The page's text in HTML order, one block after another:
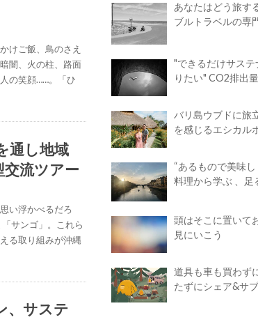
けご飯、鳥のさえ
闇、火の柱、路面
の笑顔……。「ひ
通し地域
交流ツアー
い浮かべるだろ
サンゴ」。これら
る取り組みが沖縄
、サステ
あなたはどう旅する？ ｜ 英国サ
ブルトラベルの専
"できるだけサス
りたい" CO2排出
バリ島ウブドに旅
を感じるエシカル
“あるもので美味
料理から学ぶ 、足
頭はそこに置いて
見にいこう
道具も車も買わず
たずにシェア&サ